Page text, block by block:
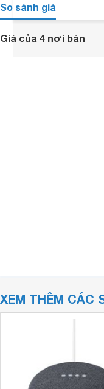
So sánh giá
Giá của 4 nơi bán
XEM THÊM CÁC